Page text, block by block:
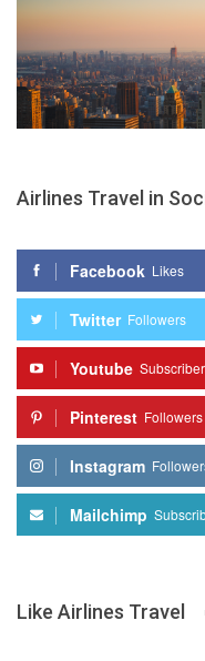
Airlines Travel in
Facebook Likes
Twitter Followers
Youtube
Pinterest Followers
Instagram
Mailchimp
Like Airlines Travel